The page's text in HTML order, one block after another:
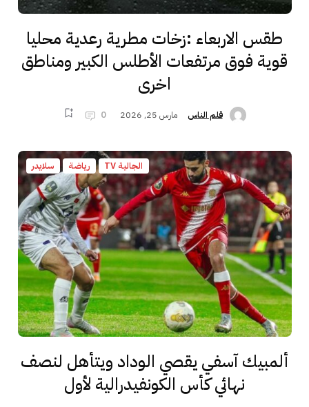
طقس الاربعاء :زخات مطرية رعدية محليا
قوية فوق مرتفعات الأطلس الكبير ومناطق
اخرى
قلم الناس مارس 25, 2026 0
الجالية TV رياضة سلايدر
ألمبيك آسفي يقصي الوداد ويتأهل لنصف
نهائي كأس الكونفيدرالية لأول